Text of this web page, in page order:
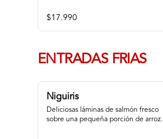
$17.990
ENTRADAS FRIAS
Niguiris
Deliciosas láminas de salmón fresco
sobre una pequeña porción de arroz.